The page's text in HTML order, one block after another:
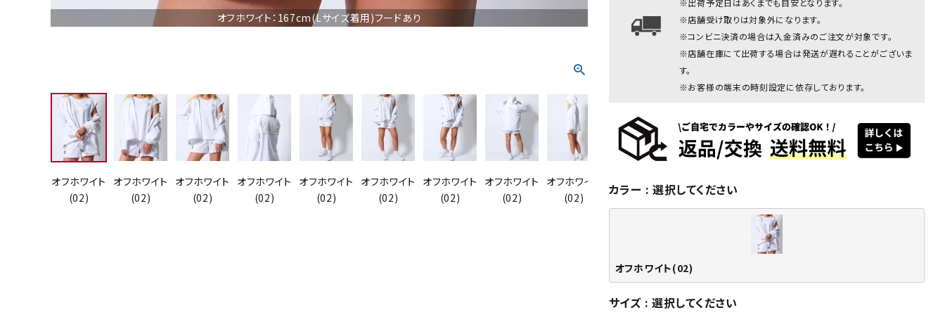
オフホワイト：167cm(Lサイズ着用)フードあり オフホワイト：167cm(Lサイズ着用)
オフホワイト
(02)
オフホワイト
(02)
オフホワイト
(02)
オフホワイト
(02)
オフホワイト
(02)
オフホワイト
(02)
オフホワイト
(02)
オフホワイト
(02)
オフホワイト
(02)
オフホワイト
(02)
オフホワイト
(02)
※出荷予定日はあくまでも目安となります。
※店舗受け取りは対象外になります。
※コンビニ決済の場合は入金済みのご注文が対象です。
※店舗在庫にて出荷する場合は発送が遅れることがございま
す。
※お客様の端末の時刻設定に依存しております。
カラー 選択してください
オフホワイト(02)
サイズ 選択してください